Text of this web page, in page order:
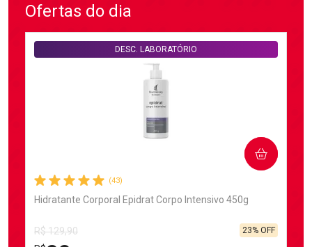
Ofertas do dia
(43)
Hidratante Corporal Epidrat Corpo Intensivo 450g
DESC. LABORATÓRIO
R$ 129,90
23% OFF
COMPRAR